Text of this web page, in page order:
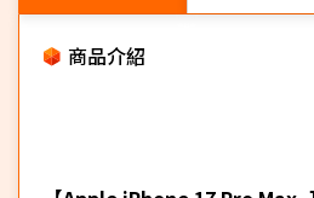
商品介紹